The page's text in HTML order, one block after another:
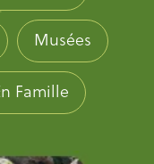
Musées
Famille